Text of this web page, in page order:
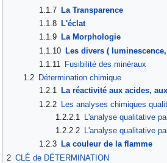
1.1.7 La Transparence
1.1.8 L'éclat
1.1.9 La Morphologie
1.1.10 Les divers (
1.1.11
Fusibilité des minéraux
1.2
Détermination chimique
1.2.1 La réactivité aux acides,
1.2.2 Les analyses chimiques
1.2.2.1
L'analyse qualitative
1.2.2.2
L'analyse qualitative
1.2.3 La couleur de la flamme
2 CLÉ de DÉTERMINATION